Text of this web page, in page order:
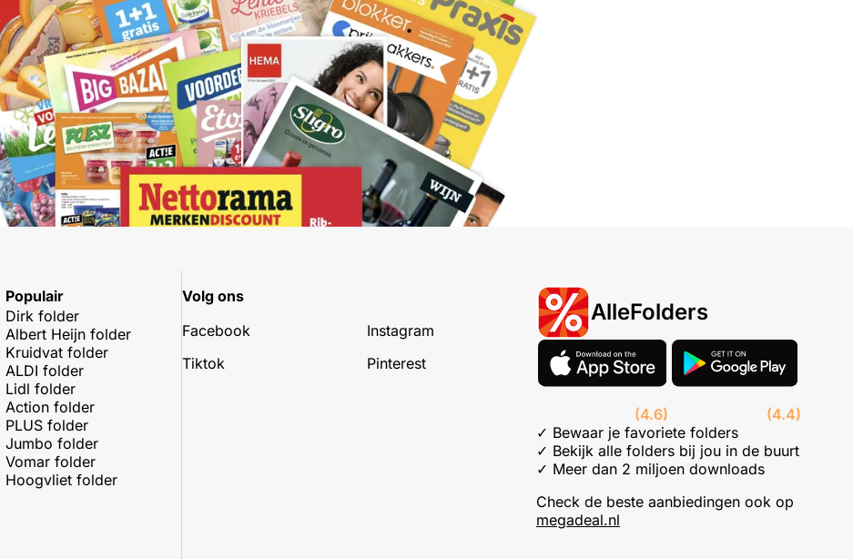
Populair
Dirk folder
Albert Heijn folder
Kruidvat folder
ALDI folder
Lidl folder
Action folder
PLUS folder
Jumbo folder
Vomar folder
Hoogvliet folder
Volg ons
Facebook
Instagram
Tiktok
Pinterest
AlleFolders
(4.6)
(4.4)
✓ Bewaar je favoriete folders
✓ Bekijk alle folders bij jou in de buurt
✓ Meer dan 2 miljoen downloads
Check de beste aanbiedingen ook op
megadeal.nl